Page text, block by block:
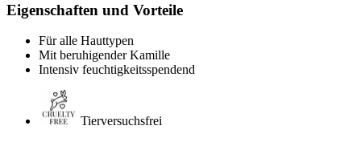
Eigenschaften und Vorteile
Für alle Hauttypen
Mit beruhigender Kamille
Intensiv feuchtigkeitsspendend
Tierversuchsfrei